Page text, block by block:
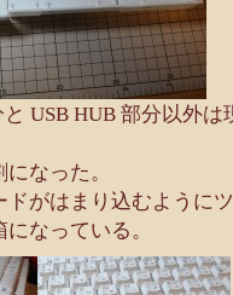
USB HUB 部分以外
なった。
ドがはまり込むように
なっている。